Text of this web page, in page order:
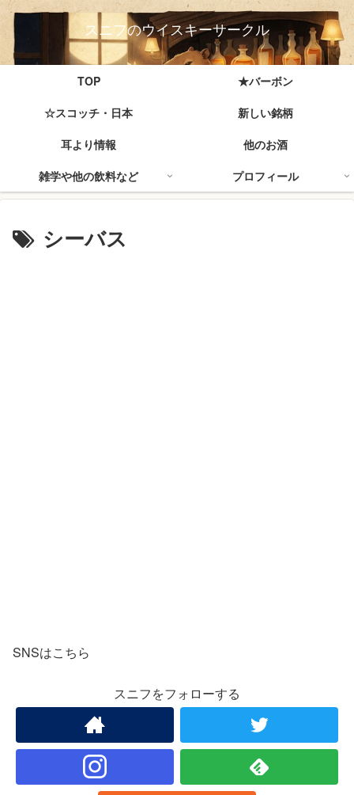
スニフのウイスキーサークル
TOP
★バーボン
☆スコッチ・日本
新しい銘柄
耳より情報
他のお酒
雑学や他の飲料など
プロフィール
シーバス
SNSはこちら
スニフをフォローする